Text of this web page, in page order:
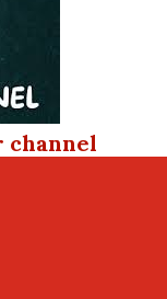
channel